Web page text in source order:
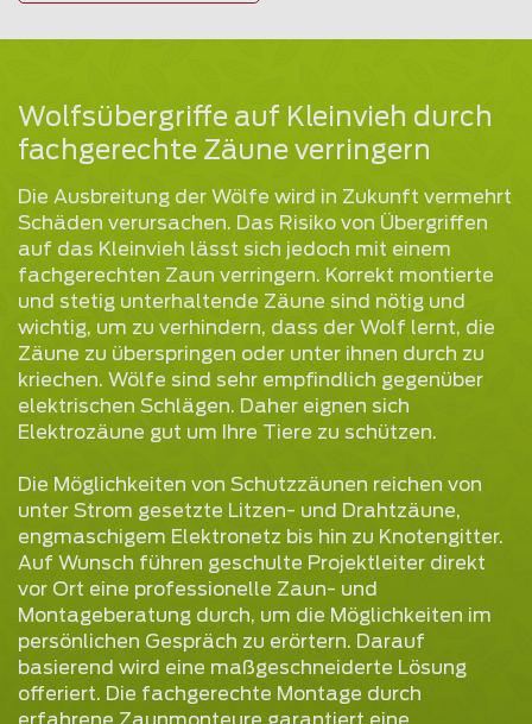
Wolfsübergriffe auf Kleinvieh durch
fachgerechte Zäune verringern
Die Ausbreitung der Wölfe wird in Zukunft vermehrt
Schäden verursachen. Das Risiko von Übergriffen
auf das Kleinvieh lässt sich jedoch mit einem
fachgerechten Zaun verringern. Korrekt montierte
und stetig unterhaltende Zäune sind nötig und
wichtig, um zu verhindern, dass der Wolf lernt, die
Zäune zu überspringen oder unter ihnen durch zu
kriechen. Wölfe sind sehr empfindlich gegenüber
elektrischen Schlägen. Daher eignen sich
Elektrozäune gut um Ihre Tiere zu schützen.
Die Möglichkeiten von Schutzzäunen reichen von
unter Strom gesetzte Litzen- und Drahtzäune,
engmaschigem Elektronetz bis hin zu Knotengitter.
Auf Wunsch führen geschulte Projektleiter direkt
vor Ort eine professionelle Zaun- und
Montageberatung durch, um die Möglichkeiten im
persönlichen Gespräch zu erörtern. Darauf
basierend wird eine maßgeschneiderte Lösung
offeriert. Die fachgerechte Montage durch
erfahrene Zaunmonteure garantiert eine